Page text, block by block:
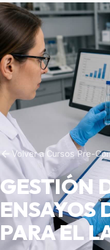
Volver a Cursos Pre-
GESTIÓN
ENSAYOS
PARA EL